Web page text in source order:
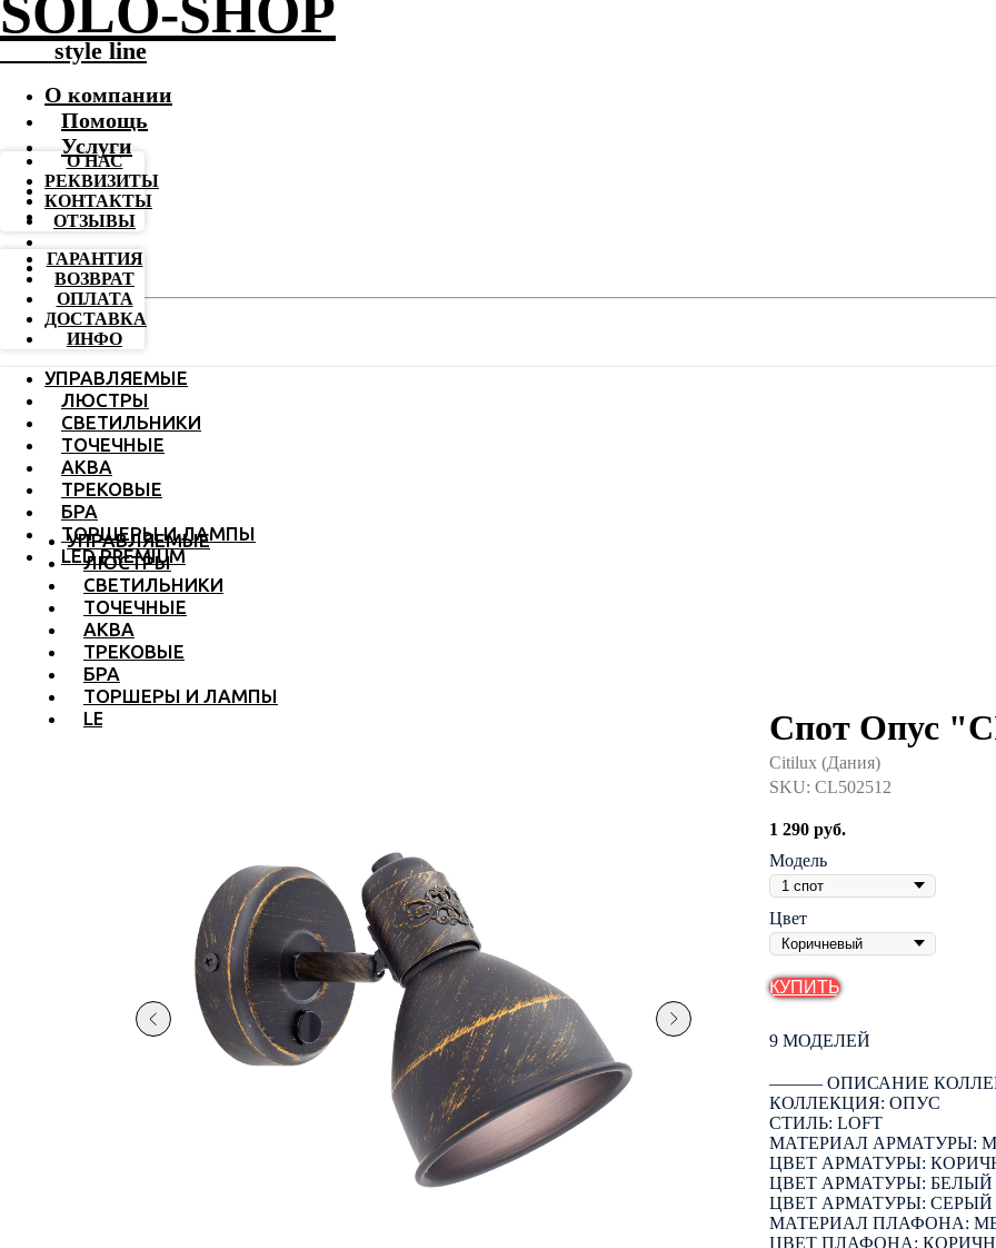
SOLO-SHOP
-------style line
О компании
Помощь
Услуги
О НАС
РЕКВИЗИТЫ
КОНТАКТЫ
ОТЗЫВЫ
ГАРАНТИЯ
ВОЗВРАТ
ОПЛАТА
ДОСТАВКА
ИНФО
УПРАВЛЯЕМЫЕ
ЛЮСТРЫ
СВЕТИЛЬНИКИ
ТОЧЕЧНЫЕ
АКВА
ТРЕКОВЫЕ
БРА
ТОРШЕРЫ И ЛАМПЫ
LED PREMIUM
УПРАВЛЯЕМЫЕ
ЛЮСТРЫ
СВЕТИЛЬНИКИ
ТОЧЕЧНЫЕ
АКВА
ТРЕКОВЫЕ
БРА
ТОРШЕРЫ И ЛАМПЫ
LED PREMIUM
Cпот Опус
Citilux (Дания)
SKU: CL502512
1 290 руб.
Модель
Цвет
КУПИТЬ
9 МОДЕЛЕЙ
――― ОПИСАНИЕ
КОЛЛЕКЦИЯ: ОПУС
СТИЛЬ: LOFT
МАТЕРИАЛ АРМАТУРЫ:
ЦВЕТ АРМАТУРЫ:
ЦВЕТ АРМАТУРЫ: БЕЛЫЙ
ЦВЕТ АРМАТУРЫ: СЕРЫЙ
МАТЕРИАЛ ПЛАФОНА:
ЦВЕТ ПЛАФОНА: